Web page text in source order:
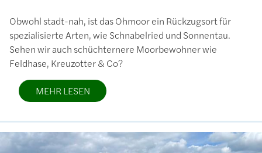
Obwohl stadt-nah, ist das Ohmoor ein Rückzugsort für
spezialisierte Arten, wie Schnabelried und Sonnentau.
Sehen wir auch schüchternere Moorbewohner wie
Feldhase, Kreuzotter & Co?
MEHR LESEN
Bild